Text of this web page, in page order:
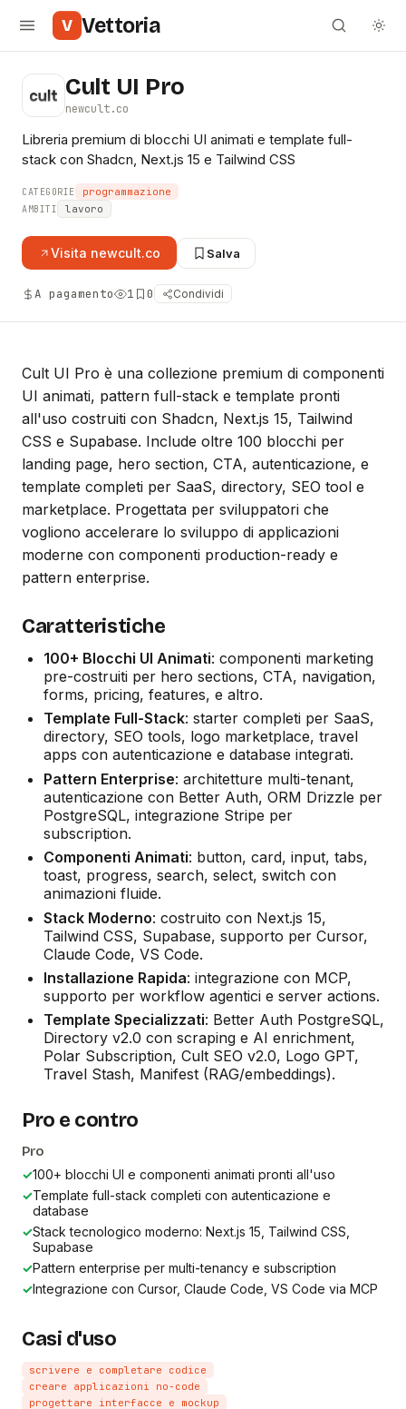
V Vettoria
Cult UI Pro
newcult.co
Libreria premium di blocchi UI animati e template full-
stack con Shadcn, Next.js 15 e Tailwind CSS
CATEGORIE programmazione
AMBITI lavoro
Visita newcult.co Salva
A pagamento 1 0 Condividi
Cult UI Pro è una collezione premium di componenti
UI animati, pattern full-stack e template pronti
all'uso costruiti con Shadcn, Next.js 15, Tailwind
CSS e Supabase. Include oltre 100 blocchi per
landing page, hero section, CTA, autenticazione, e
template completi per SaaS, directory, SEO tool e
marketplace. Progettata per sviluppatori che
vogliono accelerare lo sviluppo di applicazioni
moderne con componenti production-ready e
pattern enterprise.
Caratteristiche
100+ Blocchi UI Animati: componenti marketing
pre-costruiti per hero sections, CTA, navigation,
forms, pricing, features, e altro.
Template Full-Stack: starter completi per SaaS,
directory, SEO tools, logo marketplace, travel
apps con autenticazione e database integrati.
Pattern Enterprise: architetture multi-tenant,
autenticazione con Better Auth, ORM Drizzle per
PostgreSQL, integrazione Stripe per
subscription.
Componenti Animati: button, card, input, tabs,
toast, progress, search, select, switch con
animazioni fluide.
Stack Moderno: costruito con Next.js 15,
Tailwind CSS, Supabase, supporto per Cursor,
Claude Code, VS Code.
Installazione Rapida: integrazione con MCP,
supporto per workflow agentici e server actions.
Template Specializzati: Better Auth PostgreSQL,
Directory v2.0 con scraping e AI enrichment,
Polar Subscription, Cult SEO v2.0, Logo GPT,
Travel Stash, Manifest (RAG/embeddings).
Pro e contro
Pro
✓100+ blocchi UI e componenti animati pronti all'uso
✓Template full-stack completi con autenticazione e
database
✓Stack tecnologico moderno: Next.js 15, Tailwind CSS,
Supabase
✓Pattern enterprise per multi-tenancy e subscription
✓Integrazione con Cursor, Claude Code, VS Code via MCP
Casi d'uso
scrivere e completare codice
creare applicazioni no-code
progettare interfacce e mockup